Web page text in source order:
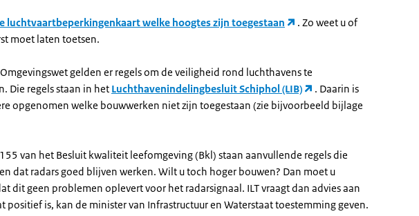
luchtvaartbeperkingenkaart welke hoogtes zijn toegestaan
. Zo weet u of
moet laten toetsen.
gelden er regels om de veiligheid rond luchthavens te
Die regels staan in het Luchthavenindelingbesluit Schiphol (LIB)
. Daarin is
opgenomen welke bouwwerken niet zijn toegestaan (zie bijvoorbeeld bijlage
van het Besluit kwaliteit leefomgeving (Bkl) staan aanvullende regels die
dat radars goed blijven werken. Wilt u toch hoger bouwen? Dan moet u
dit geen problemen oplevert voor het radarsignaal. ILT vraagt dan advies aan
positief is, kan de minister van Infrastructuur en Waterstaat toestemming geven.